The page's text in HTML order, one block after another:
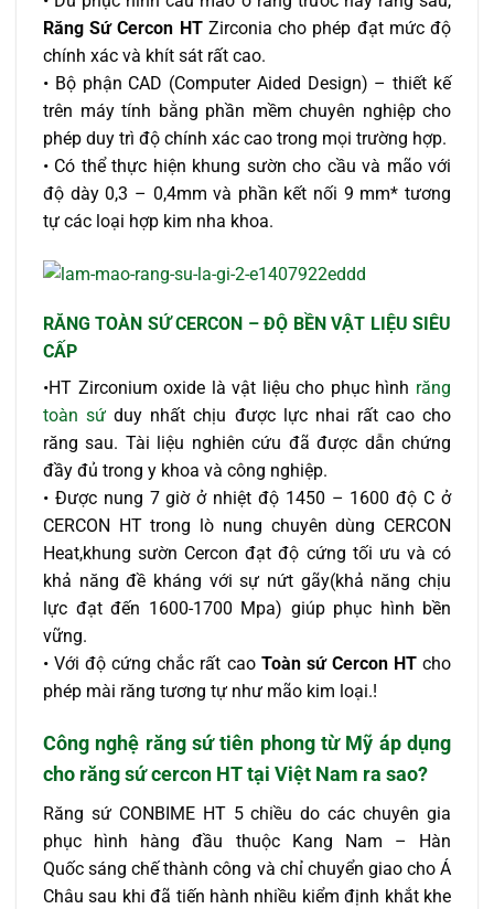
Răng Sứ Cercon HTZirconia cho phép đạt mức độ
chính xác và khít sát rất cao.
• Bộ phận CAD (Computer Aided Design) – thiết kế
trên máy tính bằng phần mềm chuyên nghiệp cho
phép duy trì độ chính xác cao trong mọi trường hợp.
• Có thể thực hiện khung sườn cho cầu và mão với
độ dày 0,3 – 0,4mm và phần kết nối 9 mm* tương
tự các loại hợp kim nha khoa.
RĂNG TOÀN SỨ CERCON – ĐỘ BỀN VẬT LIỆU SIÊU
CẤP
•HT Zirconium oxide là vật liệu cho phục hình răng
toàn sứ duy nhất chịu được lực nhai rất cao cho
răng sau. Tài liệu nghiên cứu đã được dẫn chứng
đầy đủ trong y khoa và công nghiệp.
• Được nung 7 giờ ở nhiệt độ 1450 – 1600 độ C ở
CERCON HT trong lò nung chuyên dùng CERCON
Heat,khung sườn Cercon đạt độ cứng tối ưu và có
khả năng đề kháng với sự nứt gãy(khả năng chịu
lực đạt đến 1600-1700 Mpa) giúp phục hình bền
vững.
• Với độ cứng chắc rất cao Toàn sứ Cercon HTcho
phép mài răng tương tự như mão kim loại.!
Công nghệ răng sứ tiên phong từ Mỹ áp dụng
cho răng sứ cercon HT tại Việt Nam ra sao?
Răng sứ CONBIME HT 5 chiều do các chuyên gia
phục hình hàng đầu thuộc Kang Nam – Hàn
Quốc sáng chế thành công và chỉ chuyển giao cho Á
Châu sau khi đã tiến hành nhiều kiểm định khắt khe